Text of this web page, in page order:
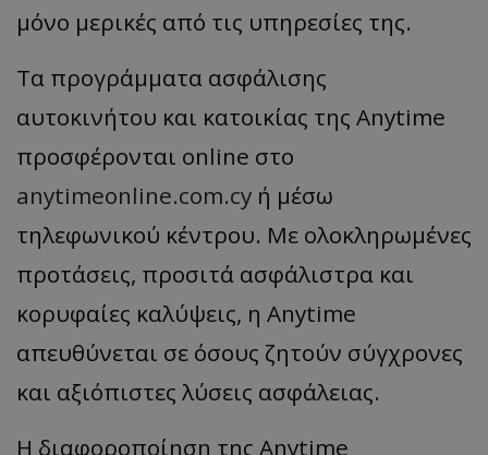
μόνο μερικές από τις υπηρεσίες της.
Τα προγράμματα ασφάλισης
αυτοκινήτου και κατοικίας της Anytime
προσφέρονται online στο
anytimeonline.com.cy ή μέσω
τηλεφωνικού κέντρου. Με ολοκληρωμένες
προτάσεις, προσιτά ασφάλιστρα και
κορυφαίες καλύψεις, η Anytime
απευθύνεται σε όσους ζητούν σύγχρονες
και αξιόπιστες λύσεις ασφάλειας.
Η διαφοροποίηση της Anytime